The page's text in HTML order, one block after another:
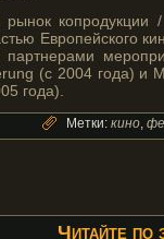
рынок
Европейского
(с 2004 года) и
года).
Метки: кино,
Читайте по